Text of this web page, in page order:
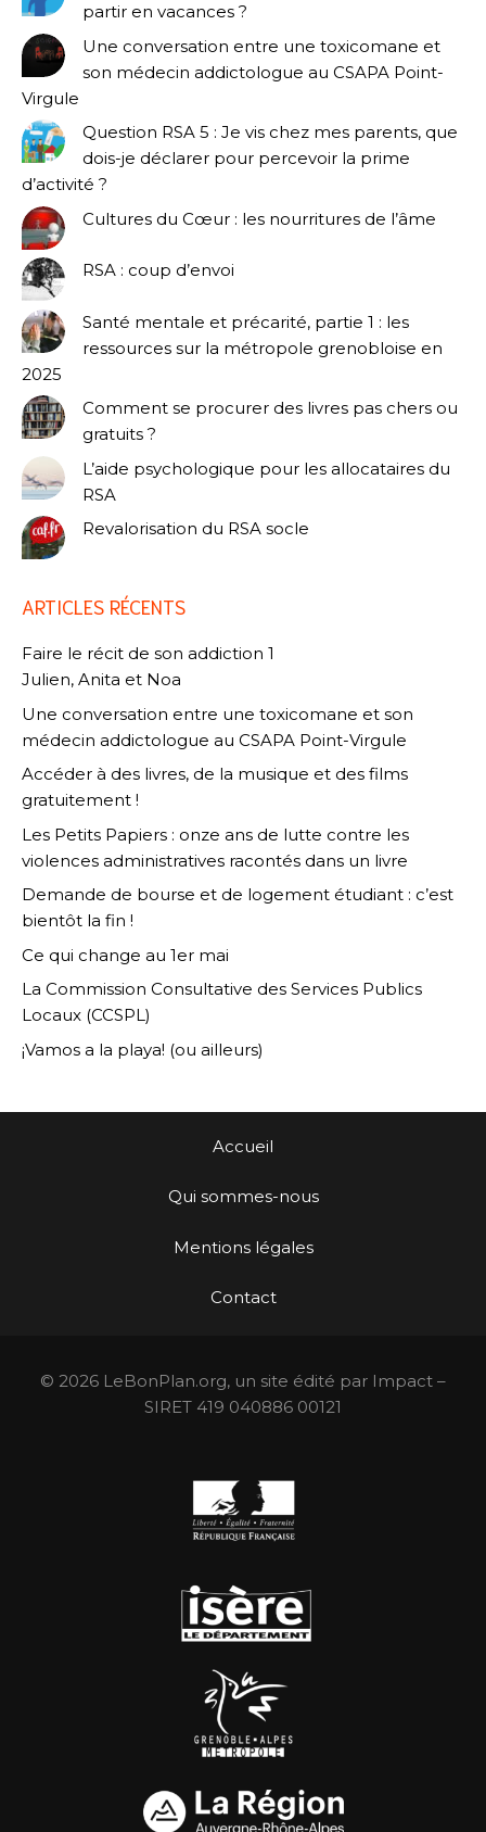
partir en vacances ?
Une conversation entre une toxicomane et
son médecin addictologue au CSAPA Point-
Virgule
Question RSA 5 : Je vis chez mes parents, que
dois-je déclarer pour percevoir la prime
d’activité ?
Cultures du Cœur : les nourritures de l’âme
RSA : coup d’envoi
Santé mentale et précarité, partie 1 : les
ressources sur la métropole grenobloise en
2025
Comment se procurer des livres pas chers ou
gratuits ?
L’aide psychologique pour les allocataires du
RSA
Revalorisation du RSA socle
ARTICLES RÉCENTS
Faire le récit de son addiction 1
Julien, Anita et Noa
Une conversation entre une toxicomane et son
médecin addictologue au CSAPA Point-Virgule
Accéder à des livres, de la musique et des films
gratuitement !
Les Petits Papiers : onze ans de lutte contre les
violences administratives racontés dans un livre
Demande de bourse et de logement étudiant : c’est
bientôt la fin !
Ce qui change au 1er mai
La Commission Consultative des Services Publics
Locaux (CCSPL)
¡Vamos a la playa! (ou ailleurs)
Accueil
Qui sommes-nous
Mentions légales
Contact
© 2026 LeBonPlan.org, un site édité par Impact –
SIRET 419 040886 00121